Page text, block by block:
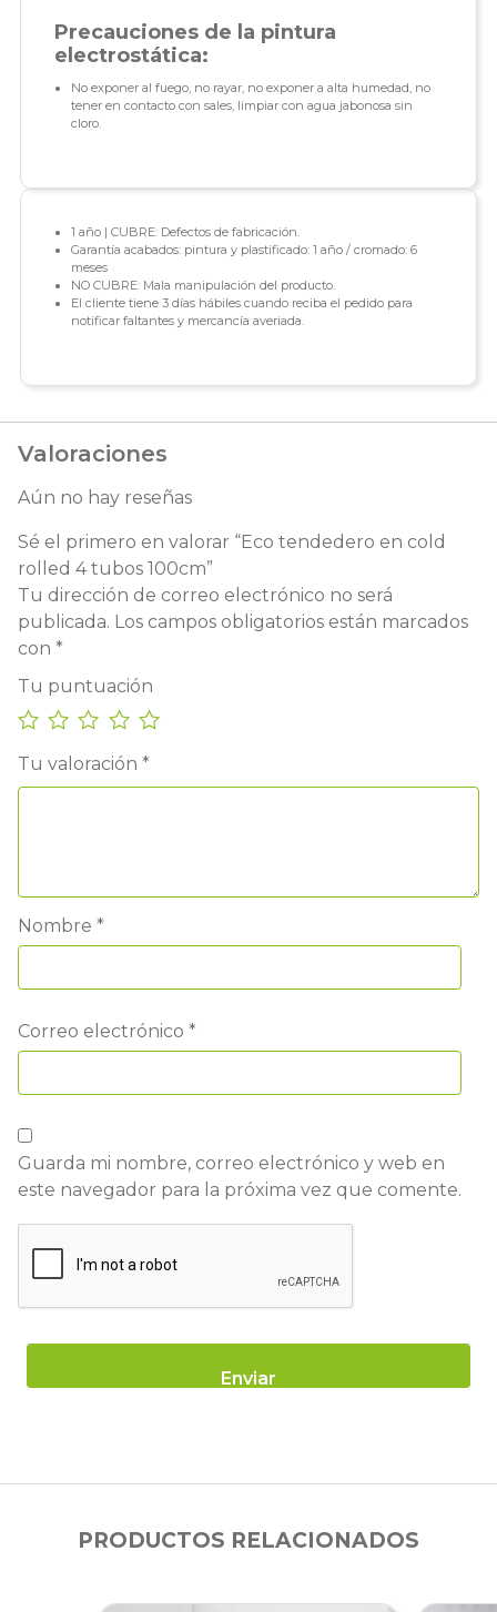
Precauciones de la pintura
electrostática:
No exponer al fuego, no rayar, no exponer a alta humedad, no
tener en contacto con sales, limpiar con agua jabonosa sin
cloro.
1 año | CUBRE: Defectos de fabricación.
Garantía acabados: pintura y plastificado: 1 año / cromado: 6
meses
NO CUBRE: Mala manipulación del producto.
El cliente tiene 3 días hábiles cuando reciba el pedido para
notificar faltantes y mercancía averiada.
Valoraciones
Aún no hay reseñas
Sé el primero en valorar “Eco tendedero en cold
rolled 4 tubos 100cm”
Tu dirección de correo electrónico no será
publicada. Los campos obligatorios están marcados
con *
Tu puntuación
Tu valoración *
Nombre *
Correo electrónico *
Guarda mi nombre, correo electrónico y web en
este navegador para la próxima vez que comente.
PRODUCTOS RELACIONADOS